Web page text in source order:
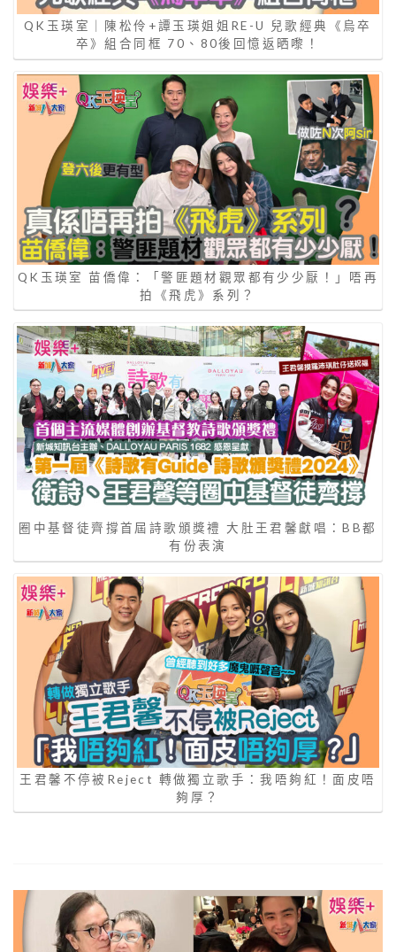
QK玉瑛室｜陳松伶+譚玉瑛姐姐RE-U 兒歌經典《烏卒
卒》組合同框 70、80後回憶返晒嚟！
QK玉瑛室 苗僑偉：「警匪題材觀眾都有少少厭！」唔再
拍《飛虎》系列？
圈中基督徒齊撐首屆詩歌頒獎禮 大肚王君馨獻唱：BB都
有份表演
王君馨不停被Reject 轉做獨立歌手：我唔夠紅！面皮唔
夠厚？